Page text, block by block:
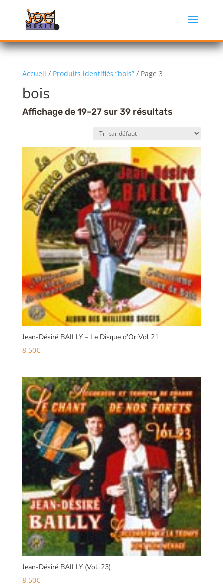
Accueil / Produits identifiés “bois”/ Page 3
bois
Affichage de 19–27 sur 39 résultats
Jean-Désiré BAILLY – Le Disque d’Or Vol 21
8,50€
Jean-Désiré BAILLY (Vol. 23)
8,50€